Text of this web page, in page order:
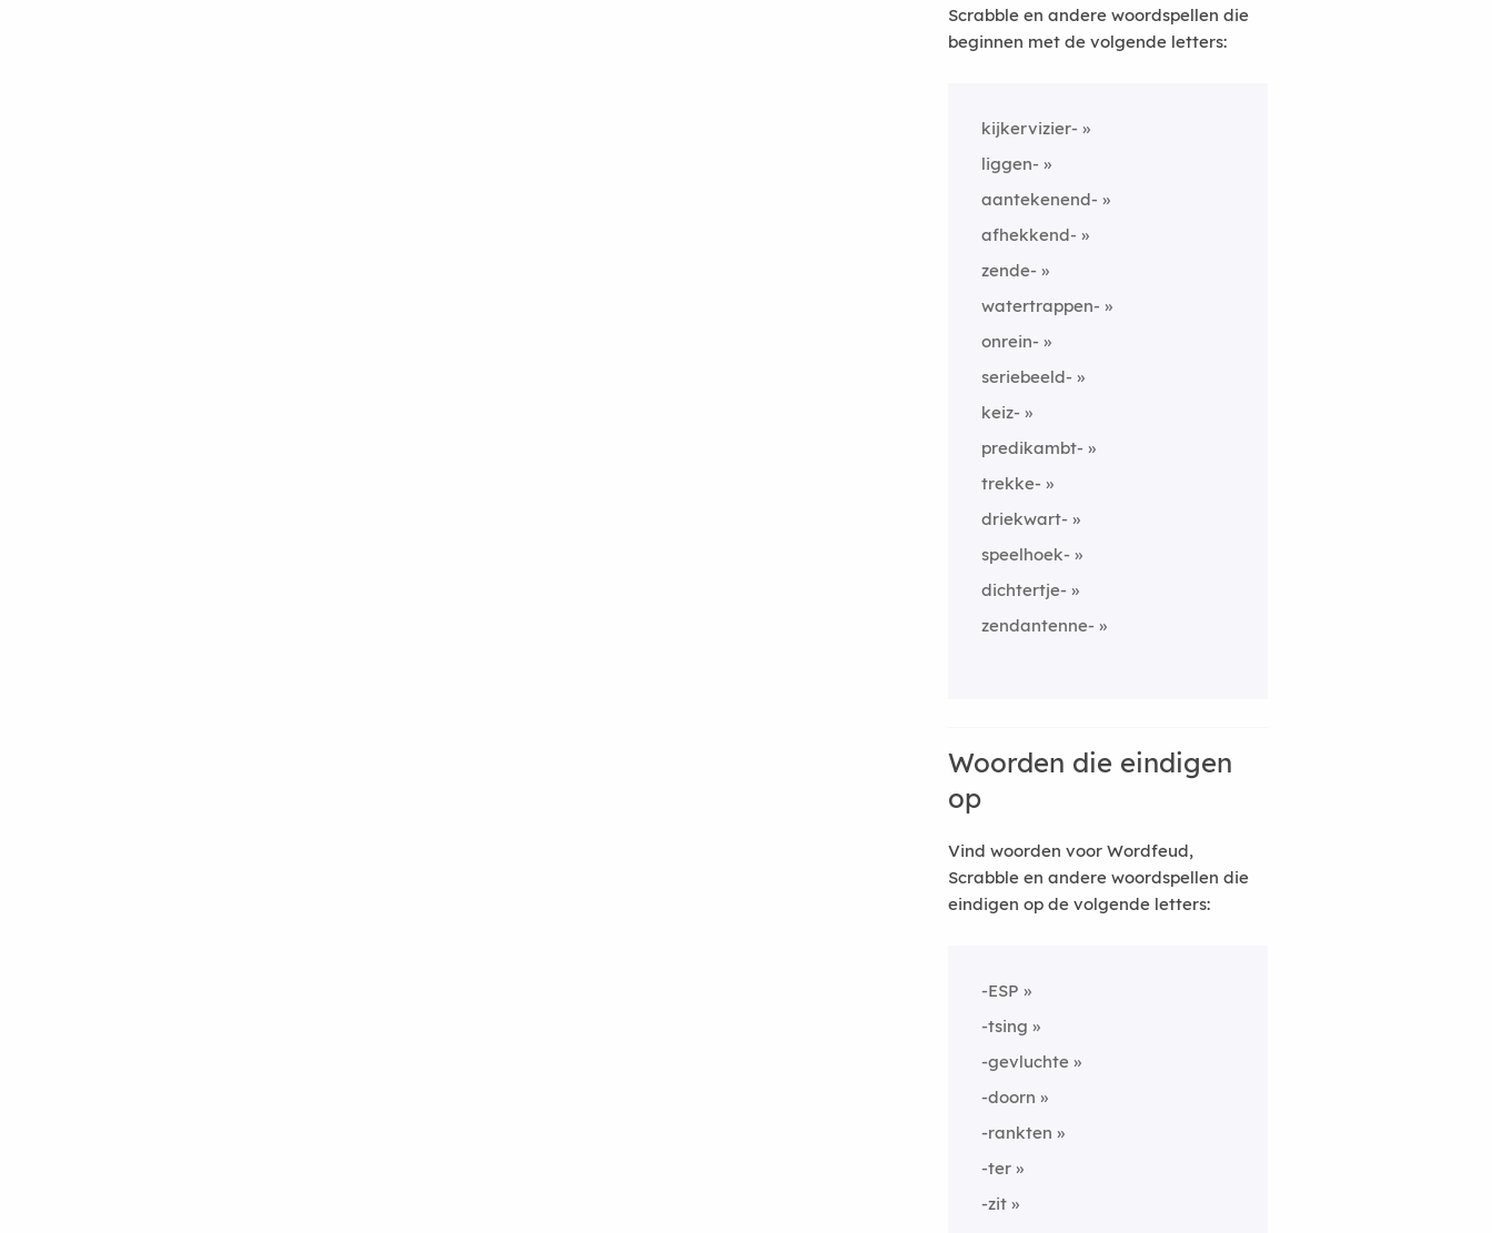
Scrabble en andere woordspellen die
beginnen met de volgende letters:
kijkervizier-
liggen-
aantekenend-
afhekkend-
zende-
watertrappen-
onrein-
seriebeeld-
keiz-
predikambt-
trekke-
driekwart-
speelhoek-
dichtertje-
zendantenne-
Woorden die eindigen
op
Vind woorden voor Wordfeud,
Scrabble en andere woordspellen die
eindigen op de volgende letters:
-ESP
-tsing
-gevluchte
-doorn
-rankten
-ter
-zit